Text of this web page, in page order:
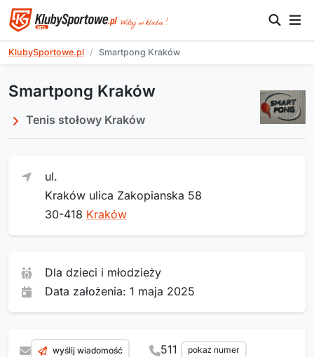
KlubySportowe.pl Smartpong Kraków
Smartpong Kraków
Tenis stołowy Kraków
ul.
Kraków ulica Zakopianska 58
30-418 Kraków
Dla dzieci i młodzieży
Data założenia: 1 maja 2025
wyślij wiadomość 511 pokaż numer